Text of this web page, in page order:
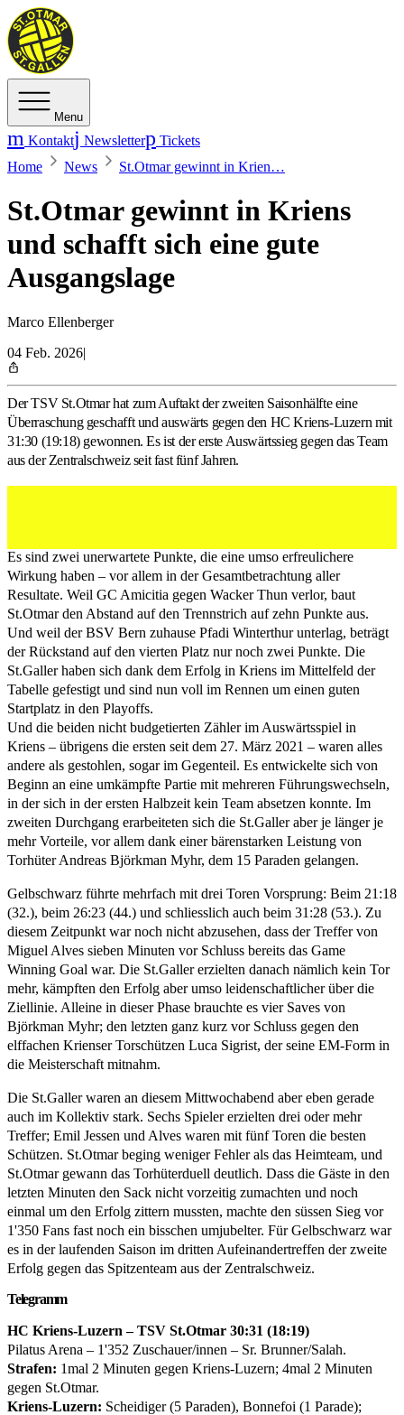
Menu
Kontakt Newsletter
Tickets
Home
News St.Otmar gewinnt in Krien…
St.Otmar gewinnt in Kriens
und schafft sich eine gute
Ausgangslage
Marco Ellenberger
04 Feb. 2026|
Der TSV St.Otmar hat zum Auftakt der zweiten Saisonhälfte eine
Überraschung geschafft und auswärts gegen den HC Kriens-Luzern mit
31:30 (19:18) gewonnen. Es ist der erste Auswärtssieg gegen das Team
aus der Zentralschweiz seit fast fünf Jahren.
Es sind zwei unerwartete Punkte, die eine umso erfreulichere
Wirkung haben – vor allem in der Gesamtbetrachtung aller
Resultate. Weil GC Amicitia gegen Wacker Thun verlor, baut
St.Otmar den Abstand auf den Trennstrich auf zehn Punkte aus.
Und weil der BSV Bern zuhause Pfadi Winterthur unterlag, beträgt
der Rückstand auf den vierten Platz nur noch zwei Punkte. Die
St.Galler haben sich dank dem Erfolg in Kriens im Mittelfeld der
Tabelle gefestigt und sind nun voll im Rennen um einen guten
Startplatz in den Playoffs.
Und die beiden nicht budgetierten Zähler im Auswärtsspiel in
Kriens – übrigens die ersten seit dem 27. März 2021 – waren alles
andere als gestohlen, sogar im Gegenteil. Es entwickelte sich von
Beginn an eine umkämpfte Partie mit mehreren Führungswechseln,
in der sich in der ersten Halbzeit kein Team absetzen konnte. Im
zweiten Durchgang erarbeiteten sich die St.Galler aber je länger je
mehr Vorteile, vor allem dank einer bärenstarken Leistung von
Torhüter Andreas Björkman Myhr, dem 15 Paraden gelangen.
Gelbschwarz führte mehrfach mit drei Toren Vorsprung: Beim 21:18
(32.), beim 26:23 (44.) und schliesslich auch beim 31:28 (53.). Zu
diesem Zeitpunkt war noch nicht abzusehen, dass der Treffer von
Miguel Alves sieben Minuten vor Schluss bereits das Game
Winning Goal war. Die St.Galler erzielten danach nämlich kein Tor
mehr, kämpften den Erfolg aber umso leidenschaftlicher über die
Ziellinie. Alleine in dieser Phase brauchte es vier Saves von
Björkman Myhr; den letzten ganz kurz vor Schluss gegen den
elffachen Krienser Torschützen Luca Sigrist, der seine EM-Form in
die Meisterschaft mitnahm.
Die St.Galler waren an diesem Mittwochabend aber eben gerade
auch im Kollektiv stark. Sechs Spieler erzielten drei oder mehr
Treffer; Emil Jessen und Alves waren mit fünf Toren die besten
Schützen. St.Otmar beging weniger Fehler als das Heimteam, und
St.Otmar gewann das Torhüterduell deutlich. Dass die Gäste in den
letzten Minuten den Sack nicht vorzeitig zumachten und noch
einmal um den Erfolg zittern mussten, machte den süssen Sieg vor
1'350 Fans fast noch ein bisschen umjubelter. Für Gelbschwarz war
es in der laufenden Saison im dritten Aufeinandertreffen der zweite
Erfolg gegen das Spitzenteam aus der Zentralschweiz.
Telegramm
HC Kriens-Luzern – TSV St.Otmar 30:31 (18:19)
Pilatus Arena – 1'352 Zuschauer/innen – Sr. Brunner/Salah.
Strafen: 1mal 2 Minuten gegen Kriens-Luzern; 4mal 2 Minuten
gegen St.Otmar.
Kriens-Luzern: Scheidiger (5 Paraden), Bonnefoi (1 Parade);